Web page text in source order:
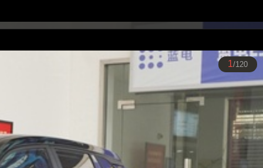
1/120